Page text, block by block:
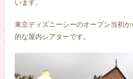
います。
東京ディズニーシーのオープン当初
的な屋内シアターです。